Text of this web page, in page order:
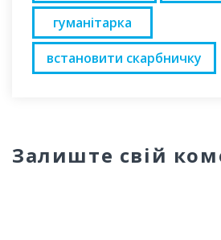
гуманітарка
встановити скарбничку
Залиште свій